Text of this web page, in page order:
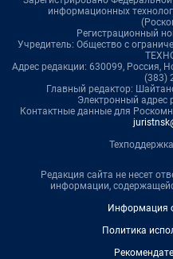
информационных
Регистрационный
Учредитель: Общество с
Адрес редакции: 630099, Россия,
(383)
Главный редактор:
Электронный адрес
Контактные данные для
Редакция сайта не несет
информации,
Информация
Политика